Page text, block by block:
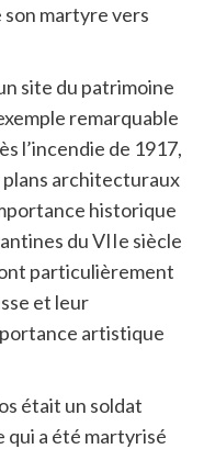
son martyre vers
site du patrimoine
remarquable
l’incendie de 1917,
plans architecturaux
historique
du VIIe siècle
particulièrement
et leur
artistique
était un soldat
qui a été martyrisé